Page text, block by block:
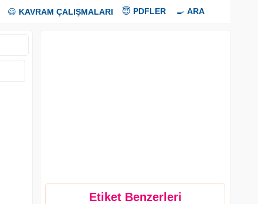
😃 KAVRAM ÇALIŞMALARI 😇 PDFLER 🍳 ARA
Etiket Benzerleri